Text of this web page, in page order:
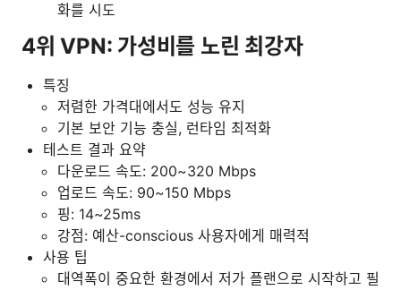
화를 시도
4위 VPN: 가성비를 노린 최강자
특징
저렴한 가격대에서도 성능 유지
기본 보안 기능 충실, 런타임 최적화
테스트 결과 요약
다운로드 속도: 200~320 Mbps
업로드 속도: 90~150 Mbps
핑: 14~25ms
강점: 예산-conscious 사용자에게 매력적
사용 팁
대역폭이 중요한 환경에서 저가 플랜으로 시작하고 필